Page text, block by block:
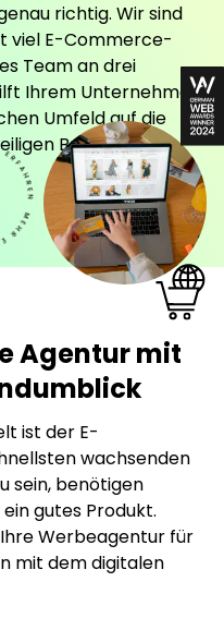
richtig. Wir sind
viel E-Commerce-
Team an drei
Ihrem Unternehmen
Umfeld auf die
Branche
Agentur mit
ist der E-
wachsenden
sein, benötigen
gutes Produkt.
Werbeagentur für
mit dem digitalen